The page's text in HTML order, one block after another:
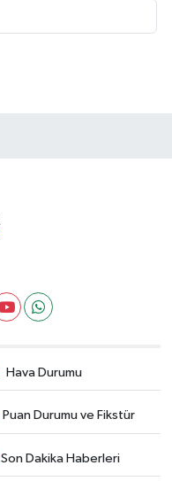
Hava Durumu
Puan Durumu ve Fikstür
Son Dakika Haberleri